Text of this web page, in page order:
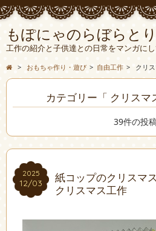
もぽにゃのらぼらとり
工作の紹介と子供達との日常をマンガに
> おもちゃ作り・遊び > 自由工作 > クリ
カテゴリー「 クリスマ
39件の投
2025
12/03
2025
12/03
紙コップのクリスマ
クリスマス工作